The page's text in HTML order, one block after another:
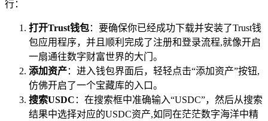
行：
打开Trust钱包：要确保你已经成功下载并安装了Trust钱
包应用程序，并且顺利完成了注册和登录流程,就像开启
一扇通往数字财富世界的大门。
添加资产：进入钱包界面后，轻轻点击“添加资产”按钮,
仿佛开启了一个宝藏库的入口。
搜索USDC ：在搜索框中准确输入“USDC”，然后从搜索
结果中选择对应的USDC资产,如同在茫茫数字海洋中精